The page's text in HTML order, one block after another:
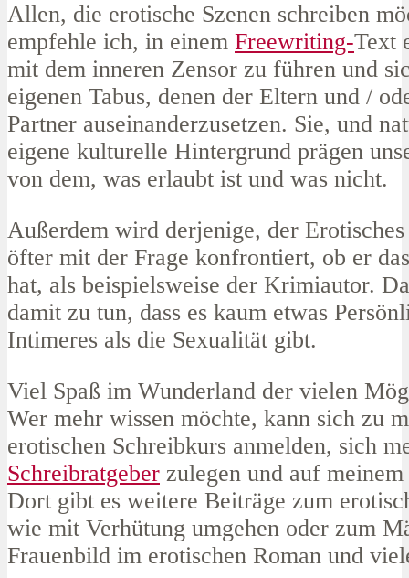
Allen, die erotische Szenen schreiben
empfehle ich, in einem Freewriting-Text
mit dem inneren Zensor zu führen und
eigenen Tabus, denen der Eltern und /
Partner auseinanderzusetzen. Sie, und
eigene kulturelle Hintergrund prägen
von dem, was erlaubt ist und was nicht.
Außerdem wird derjenige, der
öfter mit der Frage konfrontiert, ob er
hat, als beispielsweise der Krimiautor.
damit zu tun, dass es kaum etwas
Intimeres als die Sexualität gibt.
Viel Spaß im Wunderland der vielen
Wer mehr wissen möchte, kann sich zu
erotischen Schreibkurs anmelden, sich
Schreibratgeber zulegen und auf
Dort gibt es weitere Beiträge zum
wie mit Verhütung umgehen oder zum
Frauenbild im erotischen Roman und